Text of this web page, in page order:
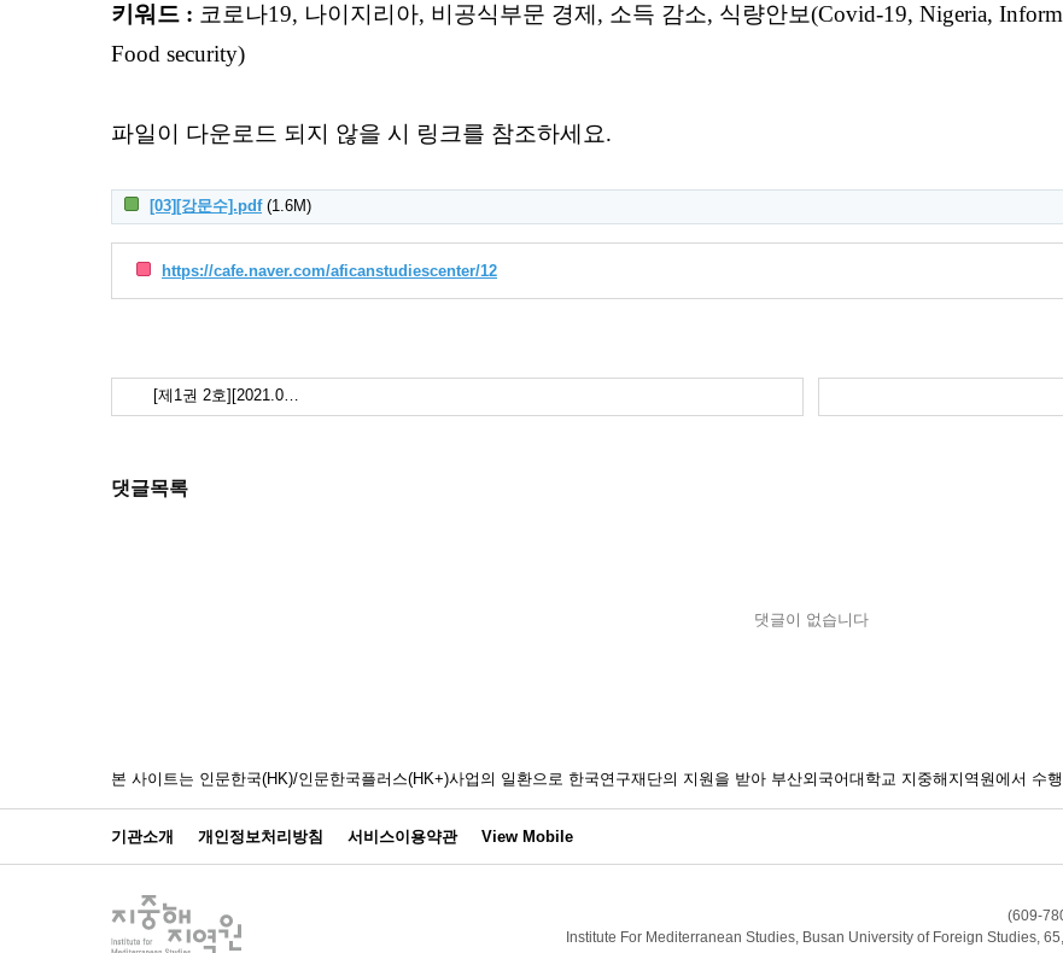
키워드 : 코로나19, 나이지리아, 비공식부문 경제, 소득 감소, 식량안보(Covid-19, Nigeria,
Food security)
파일이 다운로드 되지 않을 시 링크를 참조하세요.
[03][강문수].pdf(1.6M)
https://cafe.naver.com/aficanstudiescenter/12
[제1권 2호][2021.0…
댓글목록
댓글이 없습니다
본 사이트는 인문한국(HK)/인문한국플러스(HK+)사업의 일환으로 한국연구재단의 지원을 받아 부산외국어대학교 지중해지역원에서 수
기관소개 개인정보처리방침 서비스이용약관 View Mobile
(609-
Institute For Mediterranean Studies, Busan University of Foreign Studies,